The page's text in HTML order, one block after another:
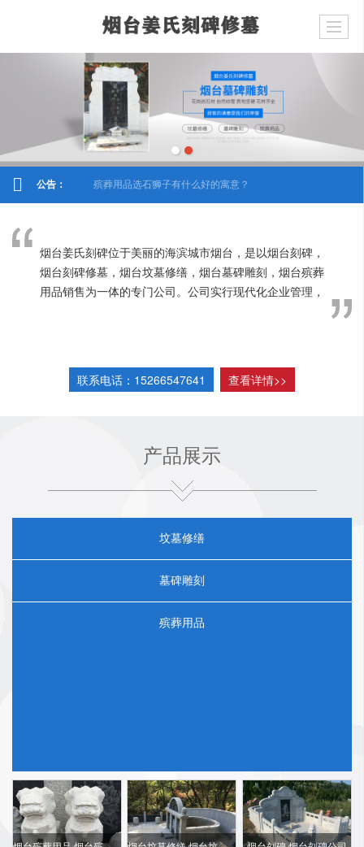
公告： 殡葬用品选石狮子有什么好的寓意？
烟台姜氏刻碑位于美丽的海滨城市烟台，是以烟台刻碑，
烟台刻碑修墓，烟台坟墓修缮，烟台墓碑雕刻，烟台殡葬
用品销售为一体的专门公司。公司实行现代化企业管理，
意是我们的荣誉”作为我们一直以来不变的质量政策；以爱
护环境、回报社会、关爱雇员等社会责任为己任；把“诚
联系电话：15266547641 查看详情>>
产品展示
坟墓修缮
墓碑雕刻
殡葬用品